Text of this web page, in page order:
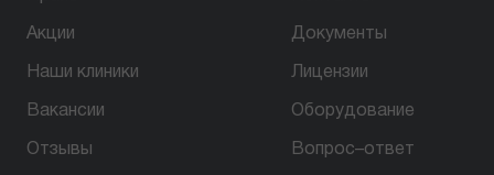
Акции
Наши клиники
Вакансии
Отзывы
Документы
Лицензии
Оборудование
Вопрос–ответ